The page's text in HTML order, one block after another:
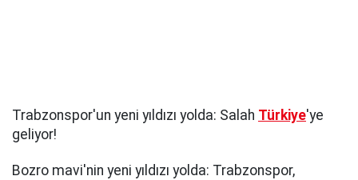
Trabzonspor'un yeni yıldızı yolda: Salah Türkiye'ye
geliyor!
Bozro mavi'nin yeni yıldızı yolda: Trabzonspor,